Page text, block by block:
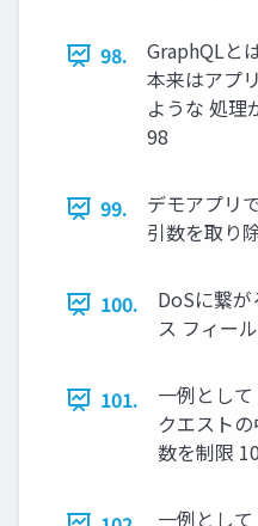
98.
GraphQLと
本来はアプ
ような 処理
98
99.
デモアプリ
引数を取り
100.
DoSに繋
ス フィー
101.
⼀例とし
クエスト
数を制限
⼀例とし